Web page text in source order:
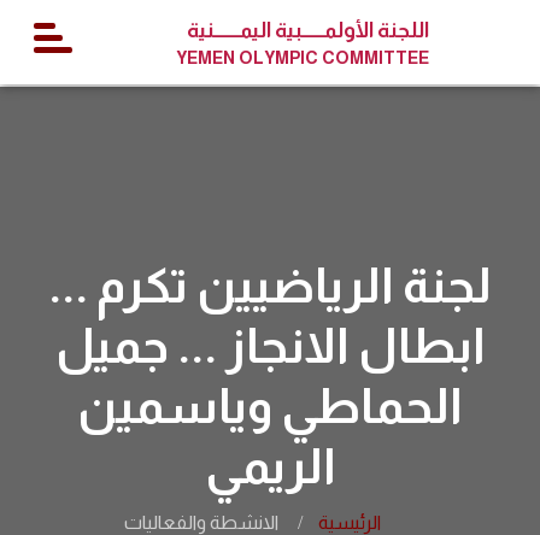
اللجنة الأولمــــــبية اليمـــــــنية
YEMEN OLYMPIC COMMITTEE
لجنة الرياضيين تكرم ...
ابطال الانجاز ... جميل
الحماطي وياسمين
الريمي
الرئيسية الانشطة والفعاليات